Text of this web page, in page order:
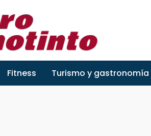
Fitness Turismo y gastronomía